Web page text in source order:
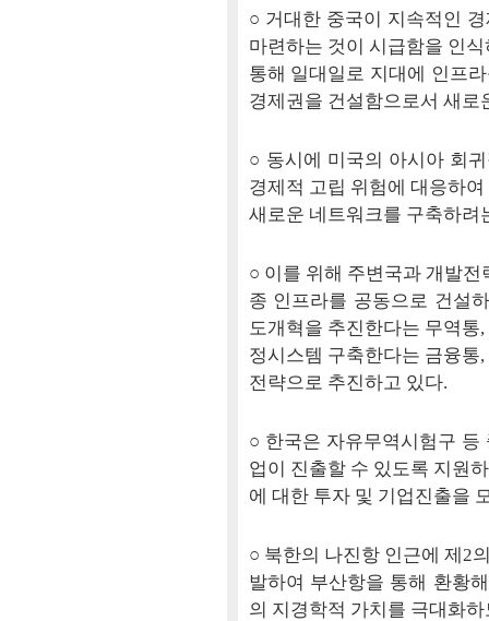
○ 거대한 중국이 지속적인
마련하는 것이 시급함을 인
통해 일대일로 지대에 인프
경제권을 건설함으로서 새
○ 동시에 미국의 아시아 회
경제적 고립 위험에 대응하
새로운 네트워크를 구축하려
○ 이를 위해 주변국과 개발
종 인프라를 공동으로 건설
도개혁을 추진한다는 무역
정시스템 구축한다는 금융
전략으로 추진하고 있다.
○ 한국은 자유무역시험구
업이 진출할 수 있도록 지원
에 대한 투자 및 기업진출을
○ 북한의 나진항 인근에 제2
발하여 부산항을 통해 환황
의 지경학적 가치를 극대화